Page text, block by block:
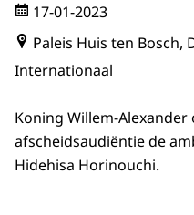
17-01-2023
Paleis Huis ten Bosch,
Internationaal
Koning Willem-
afscheidsaudiëntie de
Hidehisa Horinouchi.